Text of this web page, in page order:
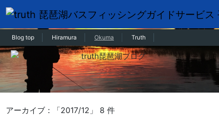
Blog top Hiramura Okuma Truth
アーカイブ：「2017/12」 8 件